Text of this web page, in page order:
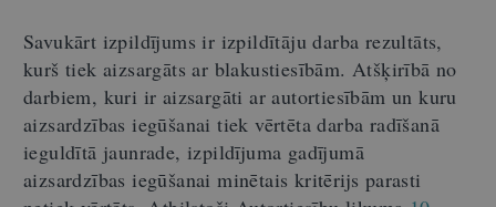
Savukārt izpildījums ir izpildītāju darba rezultāts,
kurš tiek aizsargāts ar blakustiesībām. Atšķirībā no
darbiem, kuri ir aizsargāti ar autortiesībām un kuru
aizsardzības iegūšanai tiek vērtēta darba radīšanā
ieguldītā jaunrade, izpildījuma gadījumā
aizsardzības iegūšanai minētais kritērijs parasti